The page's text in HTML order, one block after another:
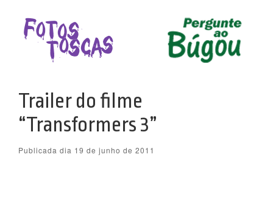
Trailer do filme
“Transformers 3”
Publicada dia 19 de junho de 2011